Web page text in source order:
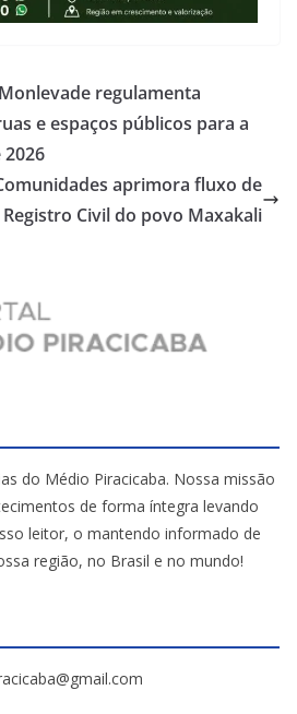
regulamenta
e espaços públicos para a
aprimora fluxo de
Registro Civil do povo Maxakali
do Médio Piracicaba. Nossa missão
de forma íntegra levando
leitor, o mantendo informado de
região, no Brasil e no mundo!